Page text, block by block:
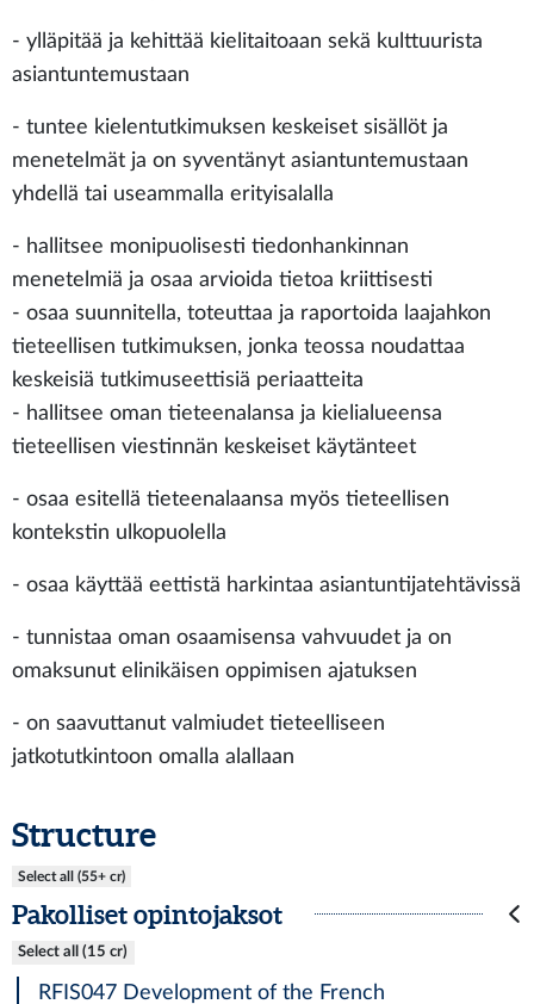
- ylläpitää ja kehittää kielitaitoaan sekä kulttuurista
asiantuntemustaan
- tuntee kielentutkimuksen keskeiset sisällöt ja
menetelmät ja on syventänyt asiantuntemustaan
yhdellä tai useammalla erityisalalla
- hallitsee monipuolisesti tiedonhankinnan
menetelmiä ja osaa arvioida tietoa kriittisesti
- osaa suunnitella, toteuttaa ja raportoida laajahkon
tieteellisen tutkimuksen, jonka teossa noudattaa
keskeisiä tutkimuseettisiä periaatteita
- hallitsee oman tieteenalansa ja kielialueensa
tieteellisen viestinnän keskeiset käytänteet
- osaa esitellä tieteenalaansa myös tieteellisen
kontekstin ulkopuolella
- osaa käyttää eettistä harkintaa asiantuntijatehtävissä
- tunnistaa oman osaamisensa vahvuudet ja on
omaksunut elinikäisen oppimisen ajatuksen
- on saavuttanut valmiudet tieteelliseen
jatkotutkintoon omalla alallaan
Structure
Select all (55+ cr)
Pakolliset opintojaksot
Select all (15 cr)
RFIS047 Development of the French